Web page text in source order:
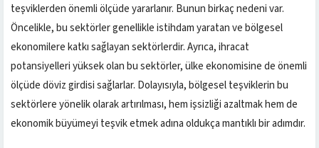
teşviklerden önemli ölçüde yararlanır. Bunun birkaç nedeni var.
Öncelikle, bu sektörler genellikle istihdam yaratan ve bölgesel
ekonomilere katkı sağlayan sektörlerdir. Ayrıca, ihracat
potansiyelleri yüksek olan bu sektörler, ülke ekonomisine de önemli
ölçüde döviz girdisi sağlarlar. Dolayısıyla, bölgesel teşviklerin bu
sektörlere yönelik olarak artırılması, hem işsizliği azaltmak hem de
ekonomik büyümeyi teşvik etmek adına oldukça mantıklı bir adımdır.